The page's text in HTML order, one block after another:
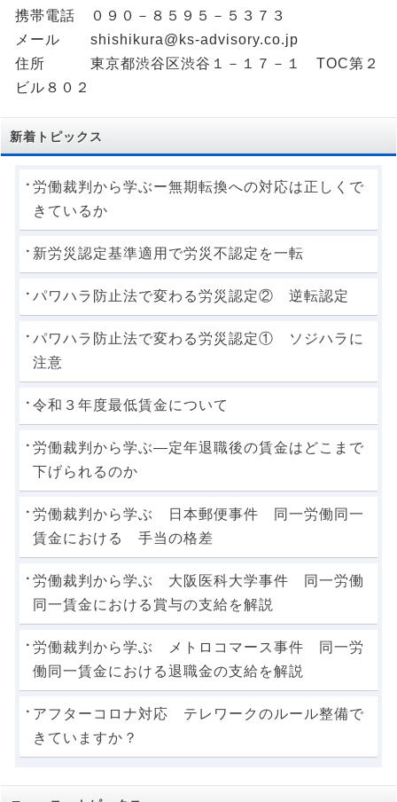
携帯電話 ０９０－８５９５－５３７３
メール shishikura@ks-advisory.co.jp
住所 東京都渋谷区渋谷１－１７－１ TOC第２
ビル８０２
新着トピックス
労働裁判から学ぶー無期転換への対応は正しくで
きているか
新労災認定基準適用で労災不認定を一転
パワハラ防止法で変わる労災認定② 逆転認定
パワハラ防止法で変わる労災認定① ソジハラに
注意
令和３年度最低賃金について
労働裁判から学ぶ―定年退職後の賃金はどこまで
下げられるのか
労働裁判から学ぶ 日本郵便事件 同一労働同一
賃金における 手当の格差
労働裁判から学ぶ 大阪医科大学事件 同一労働
同一賃金における賞与の支給を解説
労働裁判から学ぶ メトロコマース事件 同一労
働同一賃金における退職金の支給を解説
アフターコロナ対応 テレワークのルール整備で
きていますか？